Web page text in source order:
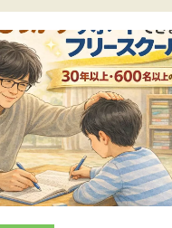
思考力”。
を育てる学びの場です。